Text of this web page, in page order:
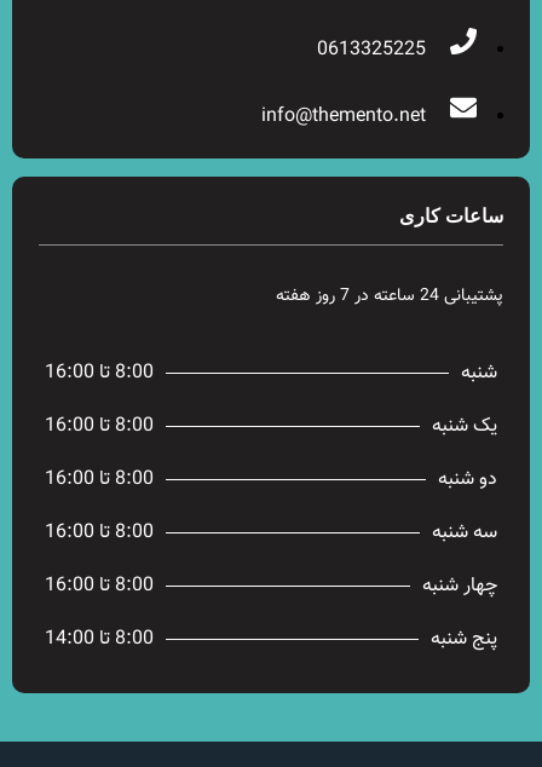
0613325225
info@themento.net
ساعات کاری
پشتیبانی 24 ساعته در 7 روز هفته
شنبه
8:00 تا 16:00
یک شنبه
8:00 تا 16:00
دو شنبه
8:00 تا 16:00
سه شنبه
8:00 تا 16:00
چهار شنبه
8:00 تا 16:00
پنج شنبه
8:00 تا 14:00